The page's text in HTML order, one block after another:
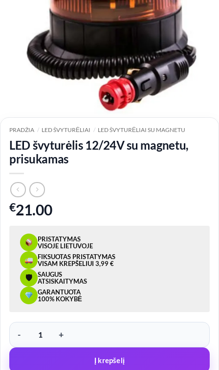
PRADŽIA / LED ŠVYTURĖLIAI / LED ŠVYTURĖLIAI SU MAGNETU
LED švyturėlis 12/24V su magnetu,
prisukamas
€21.00
PRISTATYMAS
VISOJE LIETUVOJE
FIKSUOTAS PRISTATYMAS
VISAM KREPŠELIUI 3,99 €
🛡
SAUGUS
ATSISKAITYMAS
GARANTUOTA
100% KOKYBĖ
produkto kiekis: LED švyturėlis 12/24V su magnetu, prisukamas
Į krepšelį